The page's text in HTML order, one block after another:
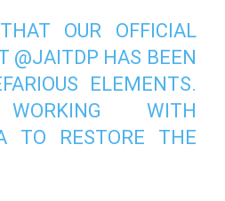
OUR OFFICIAL
@JAITDP HAS BEEN
ELEMENTS.
WITH
TO RESTORE THE